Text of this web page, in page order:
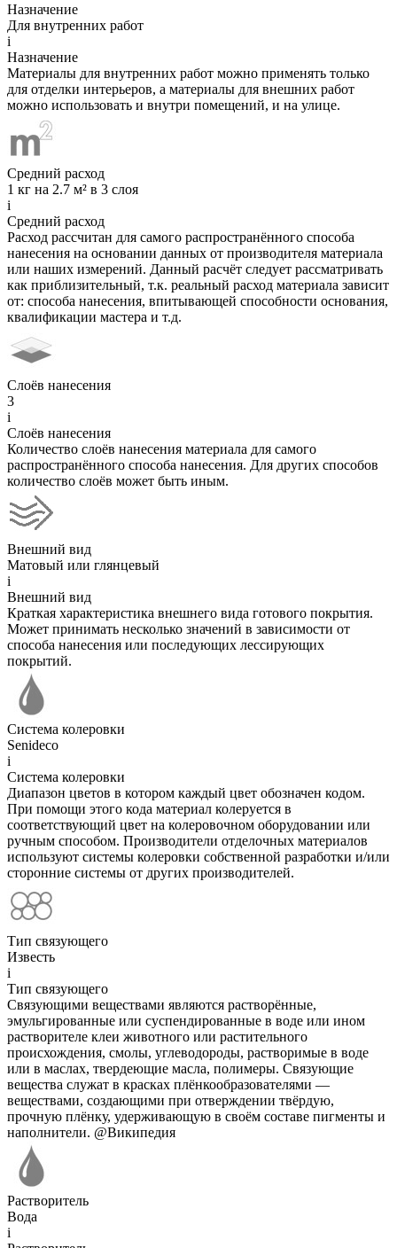
Назначение
Для внутренних работ
i
Назначение
Материалы для внутренних работ можно применять только
для отделки интерьеров, а материалы для внешних работ
можно использовать и внутри помещений, и на улице.
Средний расход
1 кг на 2.7 м² в 3 слоя
i
Средний расход
Расход рассчитан для самого распространённого способа
нанесения на основании данных от производителя материала
или наших измерений. Данный расчёт следует рассматривать
как приблизительный, т.к. реальный расход материала зависит
от: способа нанесения, впитывающей способности основания,
квалификации мастера и т.д.
Слоёв нанесения
3
i
Слоёв нанесения
Количество слоёв нанесения материала для самого
распространённого способа нанесения. Для других способов
количество слоёв может быть иным.
Внешний вид
Матовый или глянцевый
i
Внешний вид
Краткая характеристика внешнего вида готового покрытия.
Может принимать несколько значений в зависимости от
способа нанесения или последующих лессирующих
покрытий.
Система колеровки
Senideco
i
Система колеровки
Диапазон цветов в котором каждый цвет обозначен кодом.
При помощи этого кода материал колеруется в
соответствующий цвет на колеровочном оборудовании или
ручным способом. Производители отделочных материалов
используют системы колеровки собственной разработки и/или
сторонние системы от других производителей.
Тип связующего
Известь
i
Тип связующего
Связующими веществами являются растворённые,
эмульгированные или суспендированные в воде или ином
растворителе клеи животного или растительного
происхождения, смолы, углеводороды, растворимые в воде
или в маслах, твердеющие масла, полимеры. Связующие
вещества служат в красках плёнкообразователями —
веществами, создающими при отверждении твёрдую,
прочную плёнку, удерживающую в своём составе пигменты и
наполнители. @Википедия
Растворитель
Вода
i